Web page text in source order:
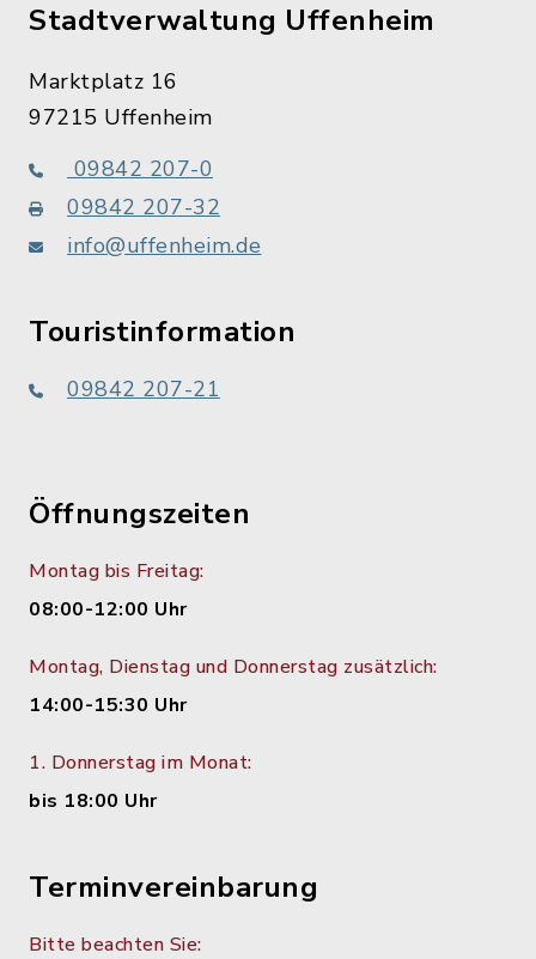
Stadtverwaltung Uffenheim
Marktplatz 16
97215 Uffenheim
09842 207-0
09842 207-32
info@uffenheim.de
Touristinformation
09842 207-21
Öffnungszeiten
Montag bis Freitag:
08:00-12:00 Uhr
Montag, Dienstag und Donnerstag zusätzlich:
14:00-15:30 Uhr
1. Donnerstag im Monat:
bis 18:00 Uhr
Terminvereinbarung
Bitte beachten Sie: